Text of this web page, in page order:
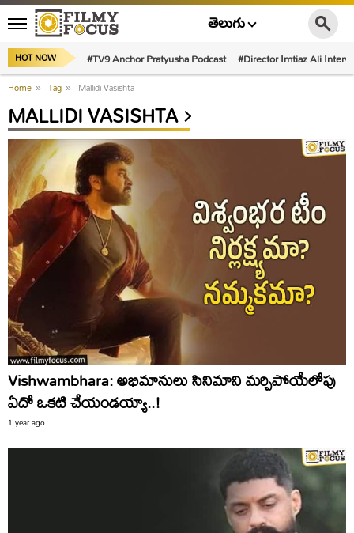
తెలుగు
HOT NOW #TV9 Anchor Pratyusha Podcast #Director Imtiaz Ali
Home » Tag » Mallidi Vasishta
MALLIDI VASISHTA
Vishwambhara: అభిమానులు సినిమాని మర్చిపోయేలోపు
ఏదో ఒకటి చేయండయ్యా..!
1 year ago